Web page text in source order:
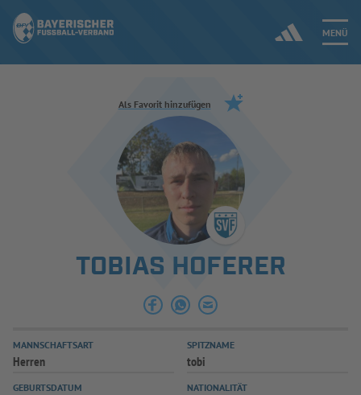
MENÜ
Jetzt einloggen
ERGEBNISSE & WETTBEWERBE
SPIELBETRIEB & VERBANDSLEBEN
AUSBILDUNG & FÖRDERUNG
SPIELPLUS
Als Favorit hinzufügen
TOBIAS HOFERER
MANNSCHAFTSART
Herren
SPITZNAME
tobi
GEBURTSDATUM NATIONALITÄT